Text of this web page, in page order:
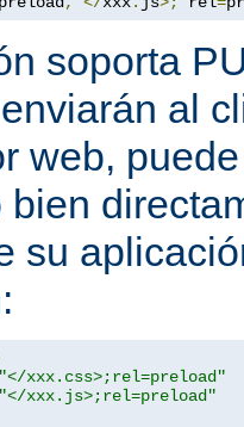
soporta
al
web,
bien
su
"</xxx.css>;rel=preload"
"</xxx.js>;rel=preload"